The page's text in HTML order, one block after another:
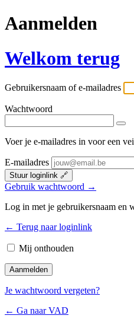
Aanmelden
Welkom terug
Gebruikersnaam of e-mailadres
Wachtwoord
Voer je e-mailadres in voor een
E-mailadres
Stuur loginlink 🔗
Gebruik wachtwoord →
Log in met je gebruikersnaam en
← Terug naar loginlink
Mij onthouden
Je wachtwoord vergeten?
← Ga naar VAD